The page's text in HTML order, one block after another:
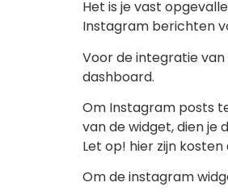
Het is je vast
Instagram berichten
Voor de integratie
dashboard.
Om Instagram posts
van de widget, dien je
Let op! hier zijn
Om de instagram